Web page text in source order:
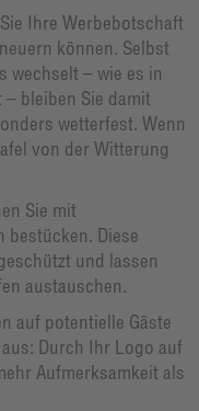
Ihre Werbebotschaft
können. Selbst
wechselt – wie es in
bleiben Sie damit
wetterfest. Wenn
von der Witterung
Sie mit
bestücken. Diese
und lassen
austauschen.
auf potentielle Gäste
Durch Ihr Logo auf
Aufmerksamkeit als